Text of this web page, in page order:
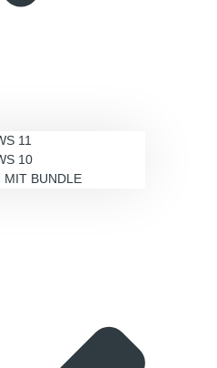
11
10
MIT BUNDLE